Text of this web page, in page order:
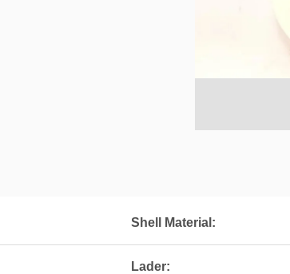
Shell Material:
Lader: